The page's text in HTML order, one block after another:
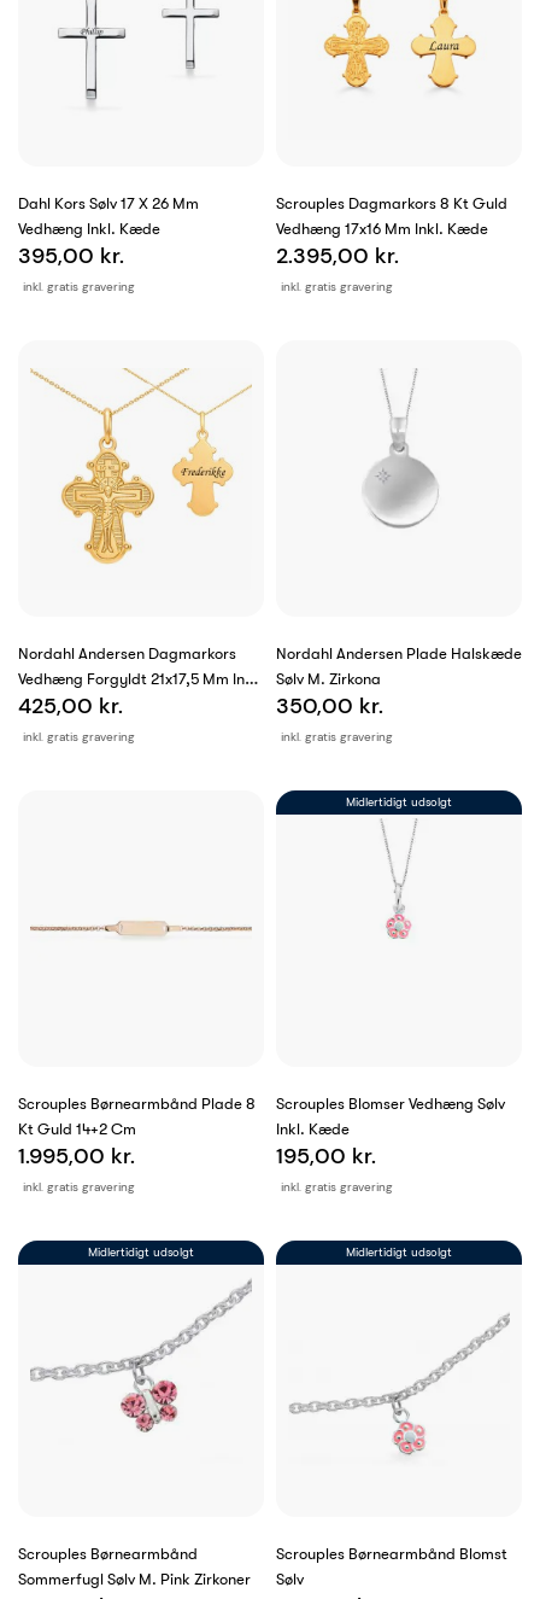
Dahl Kors Sølv 17 X 26 Mm
Vedhæng Inkl. Kæde
inkl. gratis gravering
395,00 kr.
Scrouples Dagmarkors 8 Kt Guld
Vedhæng 17x16 Mm Inkl. Kæde
inkl. gratis gravering
2.395,00 kr.
Nordahl Andersen Dagmarkors
Vedhæng Forgyldt 21x17,5 Mm Inkl.
Kæde
inkl. gratis gravering
425,00 kr.
Nordahl Andersen Plade Halskæde
Sølv M. Zirkona
inkl. gratis gravering
350,00 kr.
Scrouples Børnearmbånd Plade 8
Kt Guld 14+2 Cm
inkl. gratis gravering
1.995,00 kr.
Scrouples Blomser Vedhæng Sølv
Inkl. Kæde
inkl. gratis gravering
195,00 kr.
Midlertidigt udsolgt
Scrouples Børnearmbånd
Sommerfugl Sølv M. Pink Zirkoner
Midlertidigt udsolgt
Scrouples Børnearmbånd Blomst
Sølv
Midlertidigt udsolgt